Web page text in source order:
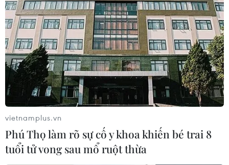
vietnamplus.vn
Phú Thọ làm rõ sự cố y khoa khiến bé trai 8
tuổi tử vong sau mổ ruột thừa